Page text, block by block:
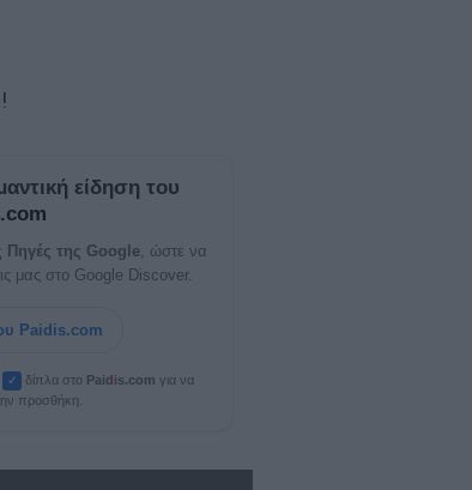
είδηση του
Πηγές της Google, ώστε να
μας στο Google Discover.
Paidis.com
✓ δίπλα στο Paidis.com για να
προσθήκη.